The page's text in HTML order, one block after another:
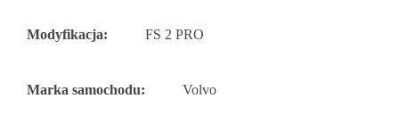
Modyfikacja: FS 2 PRO
Marka samochodu: Volvo